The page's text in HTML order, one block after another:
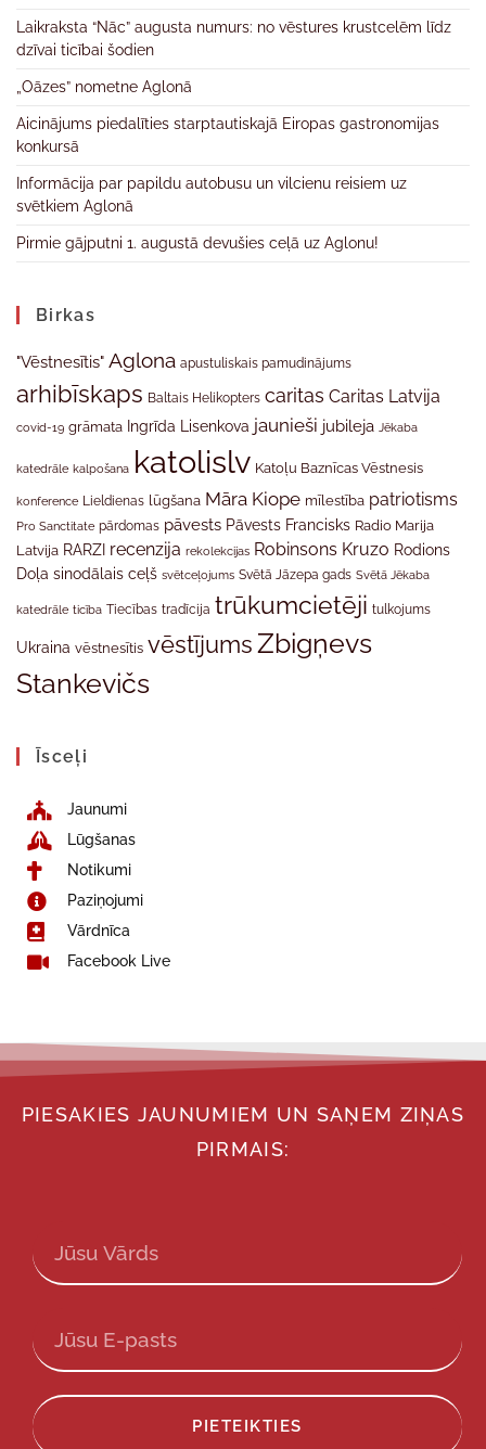
Laikraksta “Nāc” augusta numurs: no vēstures krustcelēm līdz
dzīvai ticībai šodien
„Oāzes” nometne Aglonā
Aicinājums piedalīties starptautiskajā Eiropas gastronomijas
konkursā
Informācija par papildu autobusu un vilcienu reisiem uz
svētkiem Aglonā
Pirmie gājputni 1. augustā devušies ceļā uz Aglonu!
Birkas
"Vēstnesītis" Aglona apustuliskais pamudinājums
arhibīskaps Baltais Helikopters caritas Caritas Latvija
covid-19 grāmata Ingrīda Lisenkova jaunieši jubileja Jēkaba
katedrāle kalpošana katolislv Katoļu Baznīcas Vēstnesis
konference Lieldienas lūgšana Māra Kiope mīlestība patriotisms
Pro Sanctitate pārdomas pāvests Pāvests Francisks Radio Marija
Latvija RARZI recenzija rekolekcijas Robinsons Kruzo Rodions
Doļa sinodālais ceļš svētceļojums Svētā Jāzepa gads Svētā Jēkaba
katedrāle ticība Tiecības tradīcija trūkumcietēji tulkojums
Ukraina vēstnesītis vēstījumsZbigņevs
Stankevičs
Īsceļi
Jaunumi
Lūgšanas
Notikumi
Paziņojumi
Vārdnīca
Facebook Live
PIESAKIES JAUNUMIEM UN SAŅEM ZIŅAS
PIRMAIS:
PIETEIKTIES